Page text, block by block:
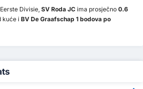
Divisie, SV Roda JC ima prosječno 0.6
kuće i BV De Graafschap 1 bodova po